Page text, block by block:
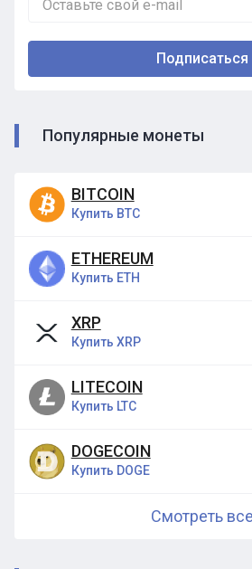
Популярные монеты
BITCOIN
Купить BTC
ETHEREUM
Купить ETH
XRP
Купить XRP
LITECOIN
Купить LTC
DOGECOIN
Купить DOGE
Смотреть все